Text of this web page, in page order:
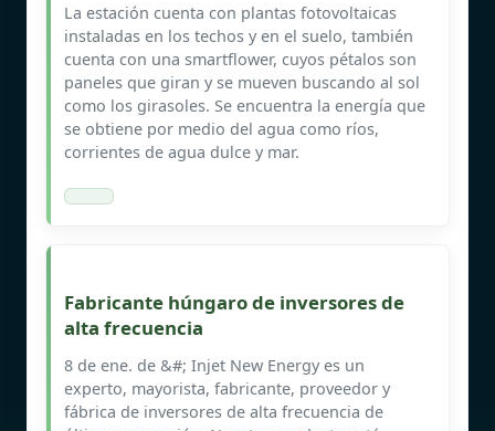
La estación cuenta con plantas fotovoltaicas
instaladas en los techos y en el suelo, también
cuenta con una smartflower, cuyos pétalos son
paneles que giran y se mueven buscando al sol
como los girasoles. Se encuentra la energía que
se obtiene por medio del agua como ríos,
corrientes de agua dulce y mar.
Fabricante húngaro de inversores de
alta frecuencia
8 de ene. de &#; Injet New Energy es un
experto, mayorista, fabricante, proveedor y
fábrica de inversores de alta frecuencia de